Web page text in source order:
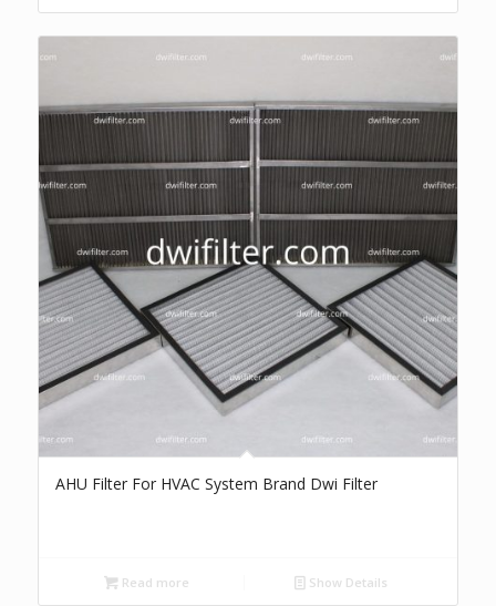
AHU Filter For HVAC System Brand Dwi Filter
Read more Show Details